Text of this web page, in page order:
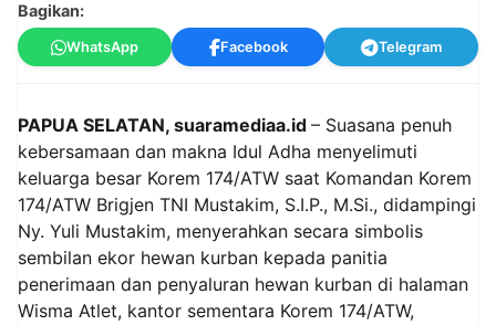
Bagikan:
WhatsApp Facebook Telegram
PAPUA SELATAN, suaramediaa.id – Suasana penuh
kebersamaan dan makna Idul Adha menyelimuti
keluarga besar Korem 174/ATW saat Komandan Korem
174/ATW Brigjen TNI Mustakim, S.I.P., M.Si., didampingi
Ny. Yuli Mustakim, menyerahkan secara simbolis
sembilan ekor hewan kurban kepada panitia
penerimaan dan penyaluran hewan kurban di halaman
Wisma Atlet, kantor sementara Korem 174/ATW,